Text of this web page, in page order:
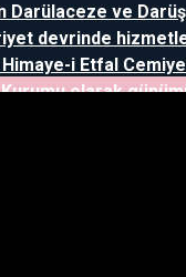
Darülaceze ve
devrinde
i Etfal
olarak